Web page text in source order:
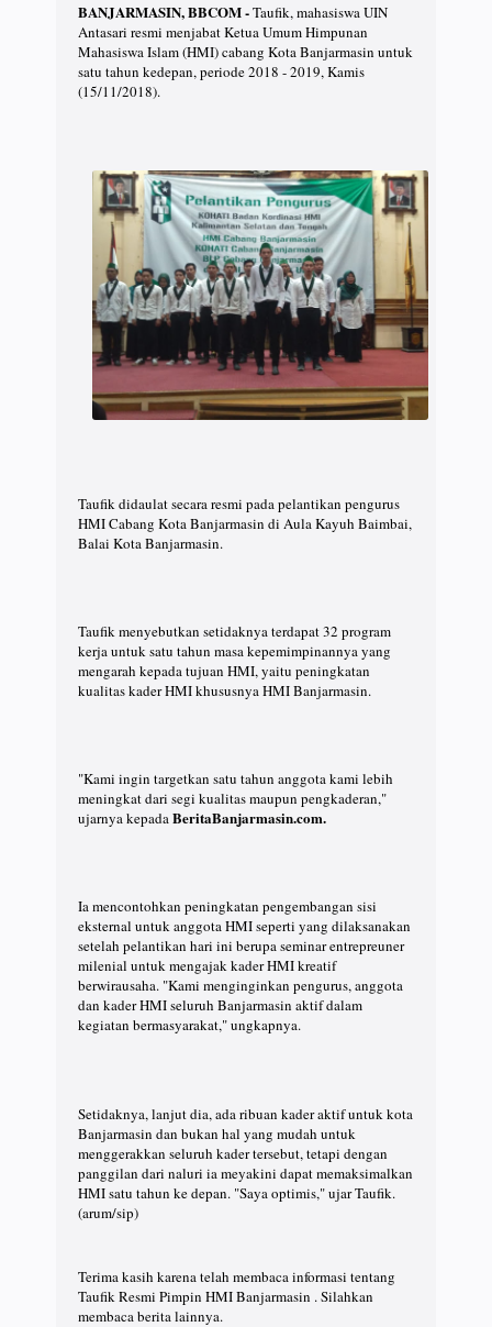
BANJARMASIN, BBCOM -Taufik, mahasiswa UIN
Antasari resmi menjabat Ketua Umum Himpunan
Mahasiswa Islam (HMI) cabang Kota Banjarmasin untuk
satu tahun kedepan, periode 2018 - 2019, Kamis
(15/11/2018).
Taufik didaulat secara resmi pada pelantikan pengurus
HMI Cabang Kota Banjarmasin di Aula Kayuh Baimbai,
Balai Kota Banjarmasin.
Taufik menyebutkan setidaknya terdapat 32 program
kerja untuk satu tahun masa kepemimpinannya yang
mengarah kepada tujuan HMI, yaitu peningkatan
kualitas kader HMI khususnya HMI Banjarmasin.
"Kami ingin targetkan satu tahun anggota kami lebih
meningkat dari segi kualitas maupun pengkaderan,"
ujarnya kepadaBeritaBanjarmasin.com.
Ia mencontohkan peningkatan pengembangan sisi
eksternal untuk anggota HMI seperti yang dilaksanakan
setelah pelantikan hari ini berupa seminar entrepreuner
milenial untuk mengajak kader HMI kreatif
berwirausaha. "Kami menginginkan pengurus, anggota
dan kader HMI seluruh Banjarmasin aktif dalam
kegiatan bermasyarakat," ungkapnya.
Setidaknya, lanjut dia, ada ribuan kader aktif untuk kota
Banjarmasin dan bukan hal yang mudah untuk
menggerakkan seluruh kader tersebut, tetapi dengan
panggilan dari naluri ia meyakini dapat memaksimalkan
HMI satu tahun ke depan. "Saya optimis," ujar Taufik.
(arum/sip)
Terima kasih karena telah membaca informasi tentang
Taufik Resmi Pimpin HMI Banjarmasin . Silahkan
membaca berita lainnya.